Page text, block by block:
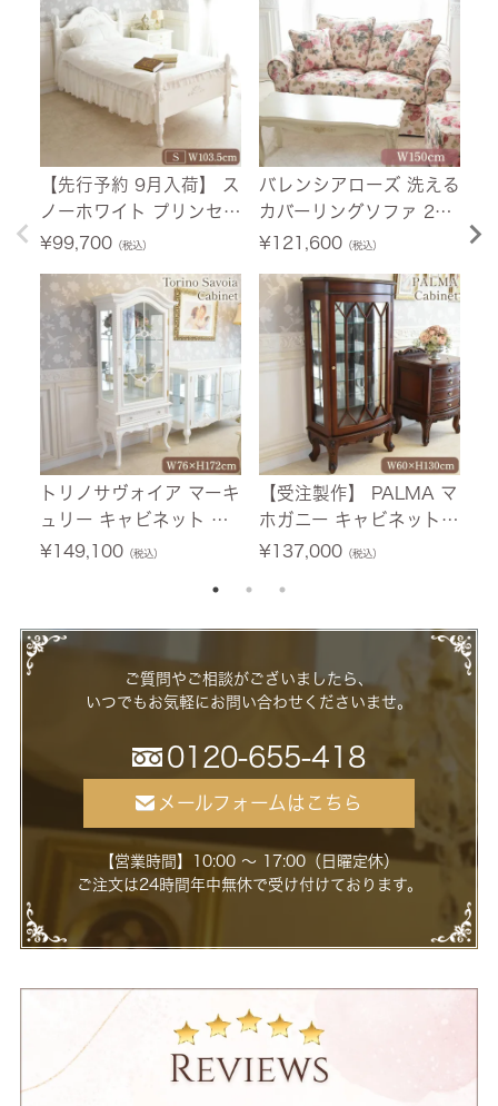
【先行予約 9月入荷】 ス
ノーホワイト プリンセス
シングルベッド ホワイト
設置サービス付】
¥99,700（税込）
トリノサヴォイア マーキ
ュリー キャビネット ホ
ワイト 幅76cm 【送料無
¥149,100（税込）
バレンシアローズ 洗える
カバーリングソファ 2人
掛け(2P) 薔薇 幅150cm
ス付】
¥121,600（税込）
【受注製作】 PALMA マ
ホガニー キャビネット
幅60cm 【送料無料/設
¥137,000（税込）
¥
ご質問やご相談がございましたら、
いつでもお気軽にお問い合わせくださいませ。
0120-655-418
メールフォームはこちら
【営業時間】10:00 ～ 17:00（日曜定休）
ご注文は24時間年中無休で受け付けております。